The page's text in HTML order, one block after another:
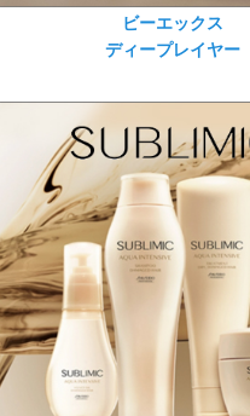
ビーエックス
ディープレイヤー